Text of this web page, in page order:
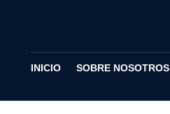
INICIO SOBRE NOSOTROS